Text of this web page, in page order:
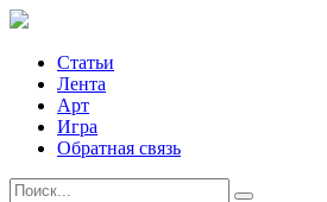
Статьи
Лента
Арт
Игра
Обратная связь